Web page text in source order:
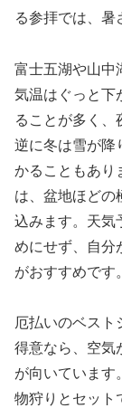
る参拝では、暑
富士五湖や山中
気温はぐっと下
ることが多く、
逆に冬は雪が降
かることもあり
は、盆地ほどの
込みます。天気
めにせず、自分
がおすすめです。
厄払いのベスト
得意なら、空気
が向いています
物狩りとセット